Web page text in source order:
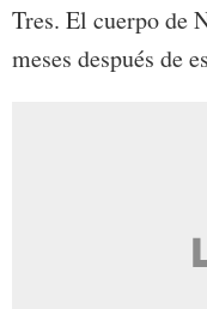
Tres. El cuerpo de
meses después de